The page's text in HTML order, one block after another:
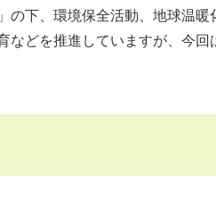
下、環境保全活動、地球温暖
などを推進していますが、今